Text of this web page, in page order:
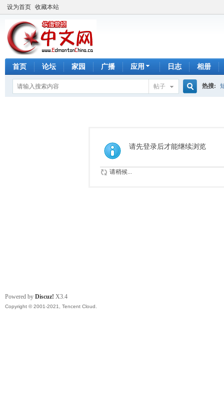
设为首页 收藏本站
首页 论坛 家园 广播 应用 日志 相册
帖子
索
热搜:
请先登录后才能继续浏览
请稍候...
Powered by Discuz! X3.4
Copyright © 2001-2021, Tencent Cloud.